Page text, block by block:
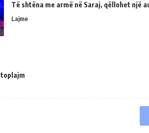
Të shtëna me armë në Saraj, qëllohet një
Lajme
toplajm